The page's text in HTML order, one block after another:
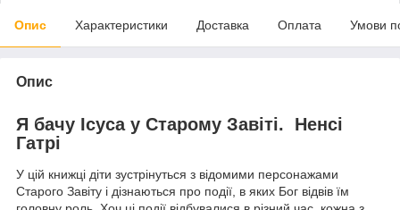
Опис Характеристики Доставка Оплата Умови
Опис
Я бачу Ісуса у Старому Завіті. Ненсі
Гатрі
У цій книжці діти зустрінуться з відомими персонажами
Старого Завіту і дізнаються про події, в яких Бог відвів їм